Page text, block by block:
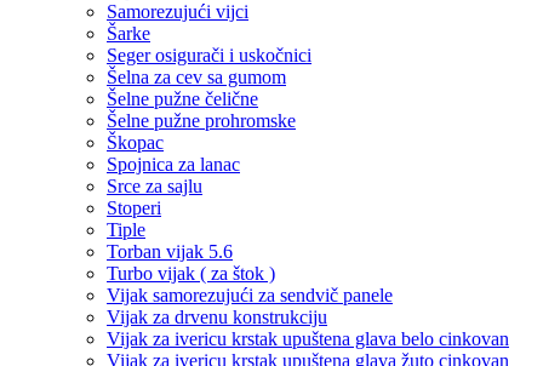
Samorezujući vijci
Šarke
Seger osigurači i uskočnici
Šelna za cev sa gumom
Šelne pužne čelične
Šelne pužne prohromske
Škopac
Spojnica za lanac
Srce za sajlu
Stoperi
Tiple
Torban vijak 5.6
Turbo vijak ( za štok )
Vijak samorezujući za sendvič panele
Vijak za drvenu konstrukciju
Vijak za ivericu krstak upuštena glava belo cinkovan
Vijak za ivericu krstak upuštena glava žuto cinkovan